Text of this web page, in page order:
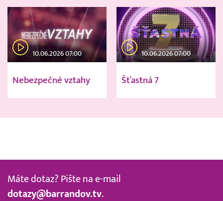
10.06.2026 07:00
Nebezpečné vztahy
10.06.2026 07:00
Šťastná 7
Máte dotaz? Pište na e-mail
dotazy@barrandov.tv.